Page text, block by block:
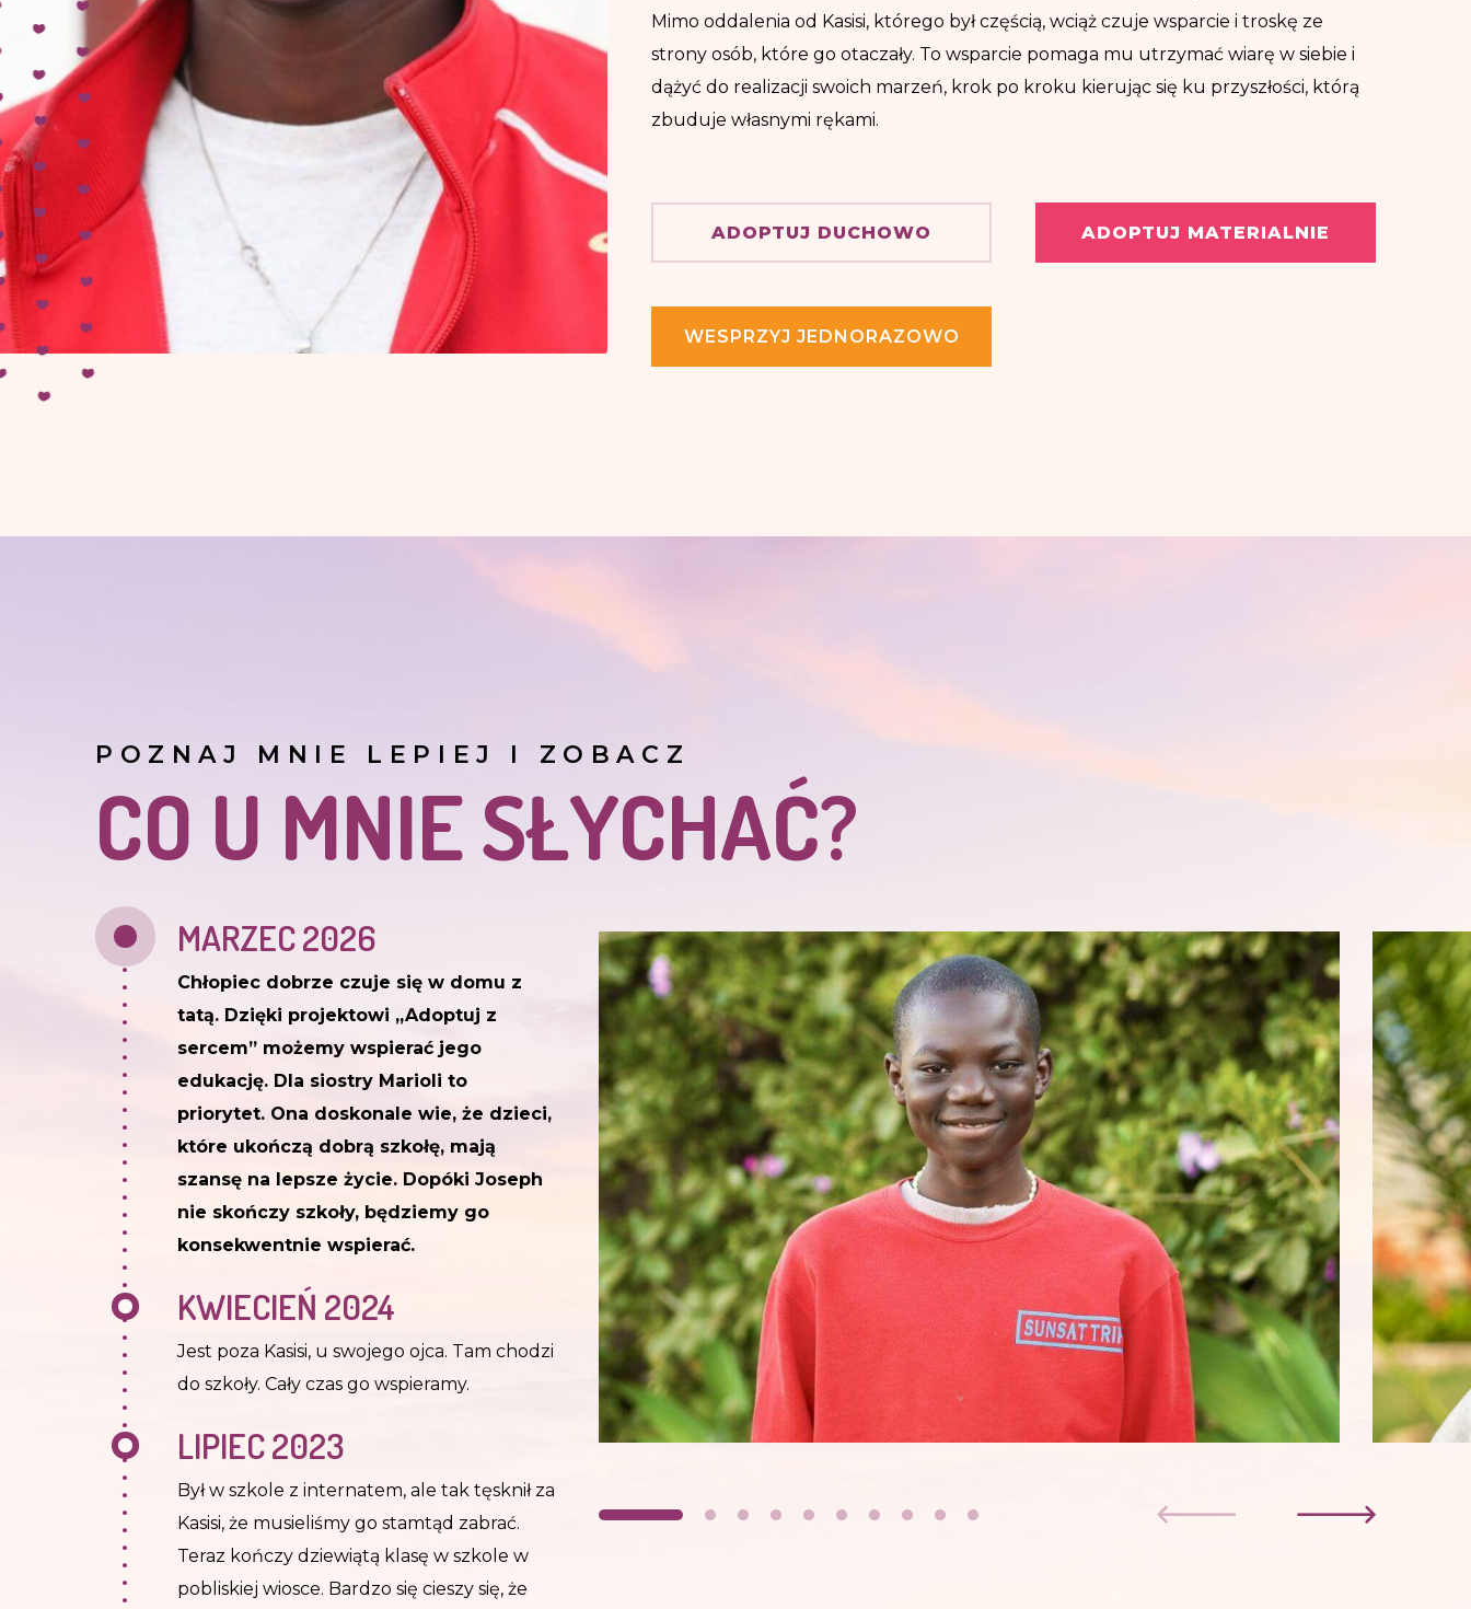
Mimo oddalenia od Kasisi, którego był częścią, wciąż czuje wsparcie i troskę ze
strony osób, które go otaczały. To wsparcie pomaga mu utrzymać wiarę w siebie i
dążyć do realizacji swoich marzeń, krok po kroku kierując się ku przyszłości, którą
zbuduje własnymi rękami.
ADOPTUJ DUCHOWO ADOPTUJ MATERIALNIE
WESPRZYJ JEDNORAZOWO
POZNAJ MNIE LEPIEJ I ZOBACZ
CO U MNIE SŁYCHAĆ?
MARZEC 2026
Chłopiec dobrze czuje się w domu z
tatą. Dzięki projektowi „Adoptuj z
sercem” możemy wspierać jego
edukację. Dla siostry Marioli to
priorytet. Ona doskonale wie, że dzieci,
które ukończą dobrą szkołę, mają
szansę na lepsze życie. Dopóki Joseph
nie skończy szkoły, będziemy go
konsekwentnie wspierać.
KWIECIEŃ 2024
Jest poza Kasisi, u swojego ojca. Tam chodzi
do szkoły. Cały czas go wspieramy.
LIPIEC 2023
Był w szkole z internatem, ale tak tęsknił za
Kasisi, że musieliśmy go stamtąd zabrać.
Teraz kończy dziewiątą klasę w szkole w
pobliskiej wiosce. Bardzo się cieszy się, że